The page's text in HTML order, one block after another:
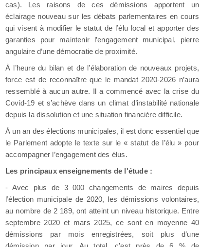
cas). Les raisons de ces démissions apportent un
éclairage nouveau sur les débats parlementaires en cours
qui visent à modifier le statut de l’élu local et apporter des
garanties pour maintenir l’engagement municipal, pierre
angulaire d’une démocratie de proximité.
À l’heure du bilan et de l’élaboration de nouveaux projets,
force est de reconnaître que le mandat 2020-2026 n’aura
ressemblé à aucun autre. Il a commencé avec la crise du
Covid-19 et s’achève dans un climat d’instabilité nationale
depuis la dissolution et une situation financière difficile.
À un an des élections municipales, il est donc essentiel que
le Parlement adopte le texte sur le « statut de l’élu » pour
accompagner l’engagement des élus.
Les principaux enseignements de l'étude :
- Avec plus de 3 000 changements de maires depuis
l’élection municipale de 2020, les démissions volontaires,
au nombre de 2 189, ont atteint un niveau historique. Entre
septembre 2020 et mars 2025, ce sont en moyenne 40
démissions par mois enregistrées, soit plus d’une